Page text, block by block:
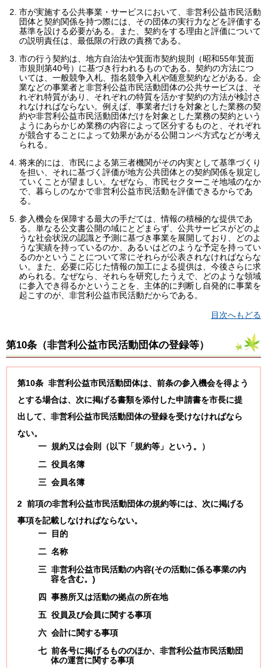
市が実施する公共事業・サービスにおいて、非営利公益市民活動
団体と契約関係を持つ際には、その団体の実行力などを評価する
基準を設ける必要がある。また、契約をする理由と評価について
の説明責任は、最低限の行政の責務である。
市の行う契約は、地方自治法や箕面市契約規則（昭和55年箕面
市規則第40号）に基づき行われるものである。契約の方法につ
いては、一般競争入札、指名競争入札や随意契約などがある。企
業などの事業者と非営利公益市民活動団体の公共サービスは、そ
れぞれ特質があり、それぞれの特質を活かす契約の方法が検討さ
れなければならない。例えば、事業者だけを対象とした業務の契
約や非営利公益市民活動団体だけを対象とした業務の契約という
ようにあらかじめ業務の内容によって区分するものと、それぞれ
が競合することによって効果があがる公開コンペ方式などが考え
られる。
将来的には、市民による第三者機関がその内実として基準づくり
を担い、それに基づく評価が地方公共団体との契約関係を規定し
ていくことが望ましい。なぜなら、市民セクターこそ地域のなか
で、暮らしのなかで非営利公益市民活動を評価できるからであ
る。
参入機会を保障する最大の手だては、情報の積極的な提供であ
る。単なる公文書公開の域にとどまらず、公共サービスがどのよ
うな社会状況の認識と予測に基づき事業を展開しており、どのよ
うな実績を持っているのか、あるいはどのような予定を持ってい
るのかということについて常にそれらが公表されなければならな
い。また、必要に応じた情報の加工による提供は、今後さらに求
められる。なぜなら、それらを研究したうえで、どのような領域
に参入でき得るかということを、主体的に判断し自発的に事業を
起こすのが、非営利公益市民活動だからである。
目次へもどる
第10条（非営利公益市民活動団体の登録等）
第10条 非営利公益市民活動団体は、前条の参入機会を得よう
とする場合は、次に掲げる書類を添付した申請書を市長に提
出して、非営利公益市民活動団体の登録を受けなければなら
ない。
一 規約又は会則（以下「規約等」という。）
二 役員名簿
三 会員名簿
2 前項の非営利公益市民活動団体の規約等には、次に掲げる
事項を記載しなければならない。
一 目的
二 名称
三 非営利公益市民活動の内容(その活動に係る事業の内
容を含む。)
四 事務所又は活動の拠点の所在地
五 役員及び会員に関する事項
六 会計に関する事項
七 前各号に掲げるもののほか、非営利公益市民活動団
体の運営に関する事項